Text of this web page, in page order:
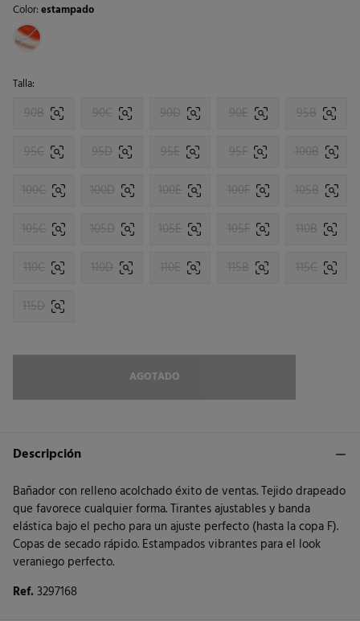
Color:estampado
Talla:
90B 90C 90D 90E
95B
95C
95D 95E 95F
100B
100C
100D 100E 100F
105B
105C
105D 105E 105F
110B
110C
110D 110E 115B
115C
115D
AGOTADO
Descripción
Bañador con relleno acolchado éxito de ventas. Tejido drapeado
que favorece cualquier forma. Tirantes ajustables y banda
elástica bajo el pecho para un ajuste perfecto (hasta la copa F).
Copas de secado rápido. Estampados vibrantes para el look
veraniego perfecto.
Ref.3297168